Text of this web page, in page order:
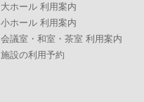
大ホール 利用案内
小ホール 利用案内
会議室・和室・茶室 利用案内
施設の利用予約